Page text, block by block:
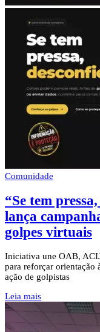
Comunidade
“Se tem
lança
golpes virtuais
Iniciativa une OAB,
para reforçar orientação
ação de golpistas
Leia mais